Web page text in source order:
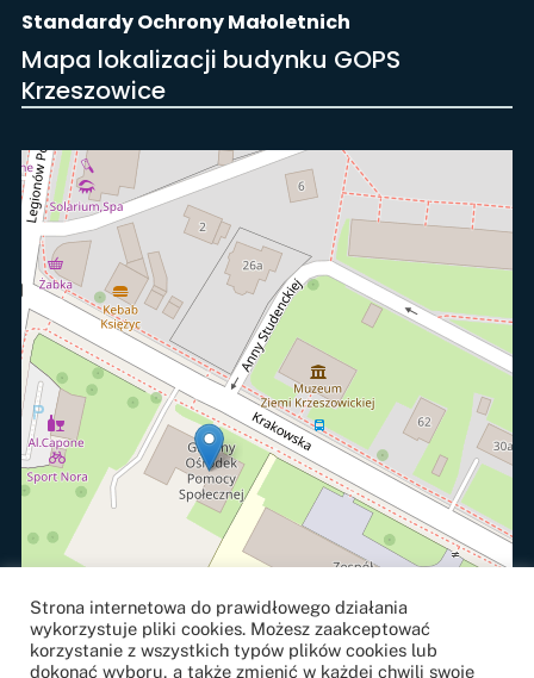
Standardy Ochrony Małoletnich
Mapa lokalizacji budynku GOPS
Krzeszowice
Strona internetowa do prawidłowego działania
wykorzystuje pliki cookies. Możesz zaakceptować
korzystanie z wszystkich typów plików cookies lub
dokonać wyboru, a także zmienić w każdej chwili swoje